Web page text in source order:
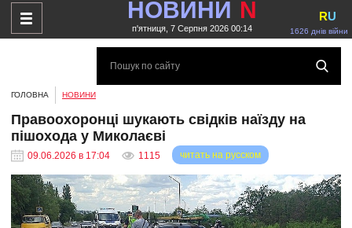
НОВИНИ N
п'ятниця, 7 Серпня 2026 00:14 1626 днів війни
RU
ГОЛОВНА НОВИНИ
Правоохоронці шукають свідків наїзду на
пішохода у Миколаєві
09.06.2026 в 17:04 1115 читать на русском